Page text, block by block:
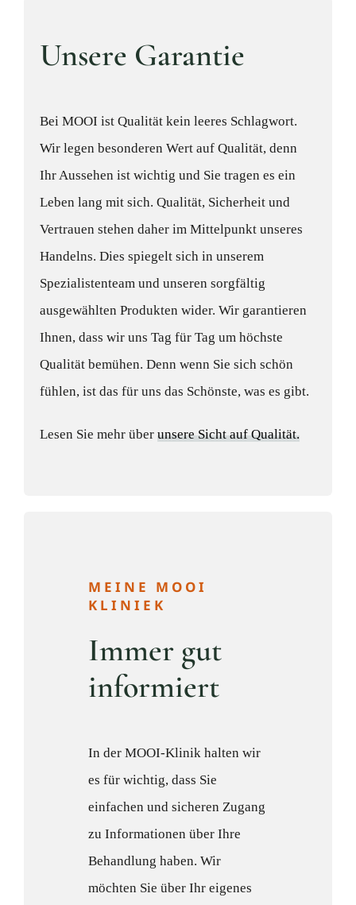
Unsere Garantie
Bei MOOI ist Qualität kein leeres Schlagwort.
Wir legen besonderen Wert auf Qualität, denn
Ihr Aussehen ist wichtig und Sie tragen es ein
Leben lang mit sich. Qualität, Sicherheit und
Vertrauen stehen daher im Mittelpunkt unseres
Handelns. Dies spiegelt sich in unserem
Spezialistenteam und unseren sorgfältig
ausgewählten Produkten wider. Wir garantieren
Ihnen, dass wir uns Tag für Tag um höchste
Qualität bemühen. Denn wenn Sie sich schön
fühlen, ist das für uns das Schönste, was es gibt.
Lesen Sie mehr überunsere Sicht auf Qualität.
MEINE MOOI
KLINIEK
Immer gut
informiert
In der MOOI-Klinik halten wir
es für wichtig, dass Sie
einfachen und sicheren Zugang
zu Informationen über Ihre
Behandlung haben. Wir
möchten Sie über Ihr eigenes